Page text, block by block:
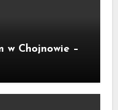
w Chojnowie –